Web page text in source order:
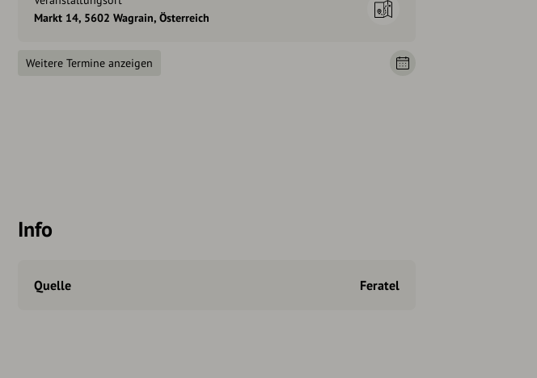
Markt 14, 5602 Wagrain, Österreich
Weitere Termine anzeigen
Info
Quelle Feratel